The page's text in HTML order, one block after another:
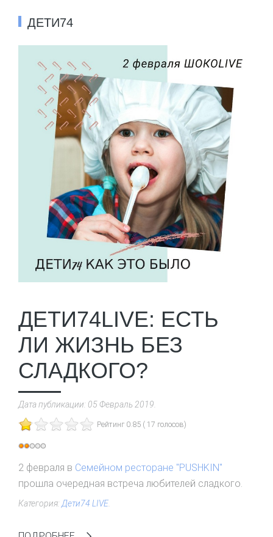
ДЕТИ74
ДЕТИ74LIVE: ЕСТЬ
ЛИ ЖИЗНЬ БЕЗ
СЛАДКОГО?
Дата публикации: 05 Февраль 2019
Рейтинг 0.85 ( 17 голосов)
Рейтинг:
2 /
2 февраля в Семейном ресторане "PUSHKIN"
прошла очередная встреча любителей сладкого.
Категория: Дети74 LIVE